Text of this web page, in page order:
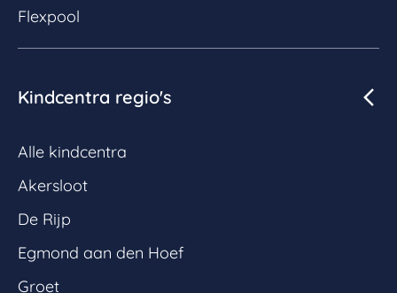
Flexpool
Kindcentra regio's
Alle kindcentra
Akersloot
De Rijp
Egmond aan den Hoef
Groet